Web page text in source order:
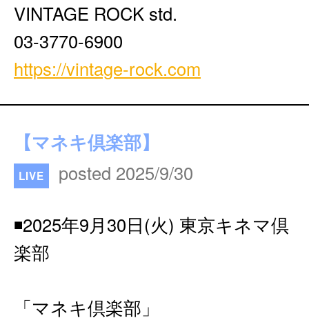
VINTAGE ROCK std.
03-3770-6900
https://vintage-rock.com
【マネキ倶楽部】
LIVE posted 2025/9/30
◾️2025年9月30日(火) 東京キネマ倶
楽部
「マネキ倶楽部」